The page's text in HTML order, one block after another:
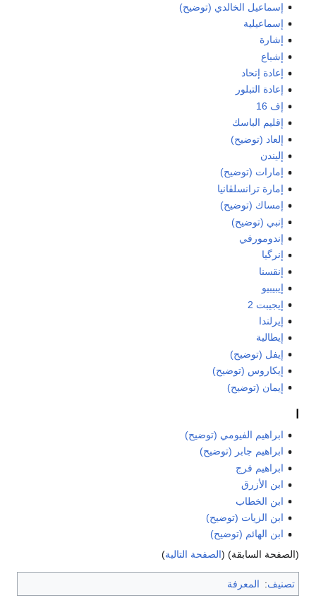
إسماعيل الخالدي (توضيح)
إسماعيلية
إشارة
إشباع
إعادة إتحاد
إعادة التبلور
إف 16
إقليم الباسك
إلعاد (توضيح)
إليندن
إمارات (توضيح)
إمارة ترانسلڤانيا
إمساك (توضيح)
إنبي (توضيح)
إندومورفي
إنرگيا
إنقسنا
إيبيبيو
إيجيبت 2
إيرلندا
إيطالية
إيفل (توضيح)
إيكاروس (توضيح)
إيمان (توضيح)
ابراهيم الفيومي (توضيح)
ابراهيم جابر (توضيح)
ابراهيم فرج
ابن الأزرق
ابن الخطاب
ابن الزيات (توضيح)
ابن الهائم (توضيح)
(الصفحة السابقة) (الصفحة التالية)
تصنيف: المعرفة